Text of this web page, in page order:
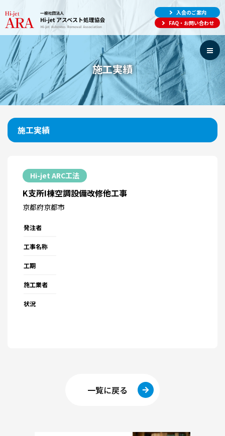
入会のご案内
FAQ・お問い合わせ
施工実績
施工実績
Hi-jet ARC工法
K支所I棟空調設備改修他工事
京都府京都市
発注者
工事名称
工期
施工業者
状況
一覧に戻る